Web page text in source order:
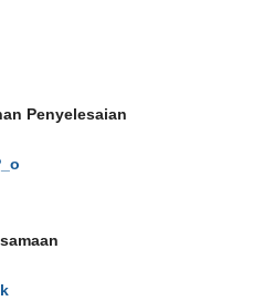
Penyelesaian